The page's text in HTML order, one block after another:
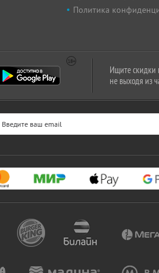
Политика
Ищите скидки
не выходя из